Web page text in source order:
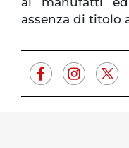
assenza di titolo